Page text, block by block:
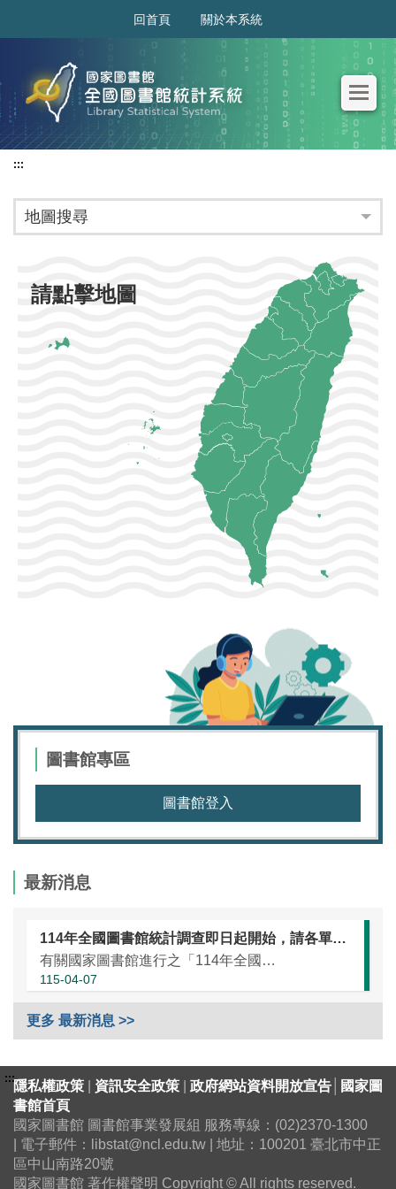
回首頁 關於本系統
:::
地圖搜尋
請點擊地圖
圖書館專區
圖書館登入
最新消息
114年全國圖書館統計調查即日起開始，請各單位協助於本（115）年5月25日前完成統計資訊填報（延長至7月10日）
有關國家圖書館進行之「114年全國圖書館統計」調查，涵蓋全國大專校院圖書館、國民小學圖書館、國民中學圖書館、高級中等學校暨特殊教育學校圖書館，以及專門圖書館，藉由相關統計數據之蒐集，將有助瞭解我國各類...
115-04-07
更多 最新消息 >>
:::隱私權政策 資訊安全政策 政府網站資料開放宣告
國家圖
書館首頁
國家圖書館 圖書館事業發展組 服務專線：(02)2370-1300
| 電子郵件：libstat@ncl.edu.tw | 地址：100201 臺北市中正
區中山南路20號
國家圖書館 著作權聲明 Copyright © All rights reserved.